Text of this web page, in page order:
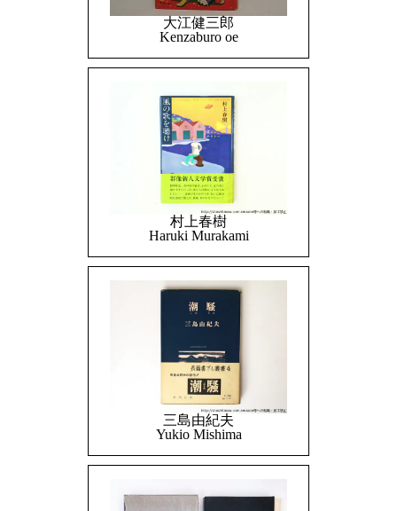
大江健三郎
Kenzaburo oe
村上春樹
Haruki Murakami
三島由紀夫
Yukio Mishima